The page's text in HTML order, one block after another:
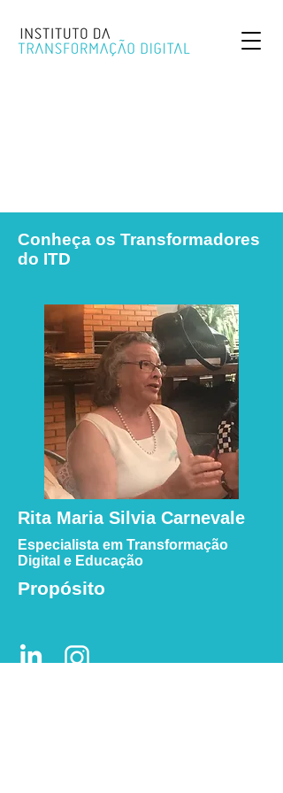
Conheça os Transformadores
do ITD
Rita Maria Silvia Carnevale
Especialista em Transformação
Digital e Educação
Propósito